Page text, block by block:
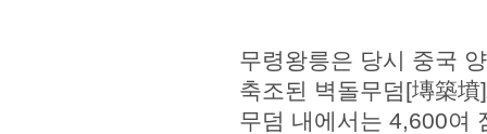
무령왕릉은 당시 중국
축조된 벽돌무덤[塼築
무덤 내에서는 4,600여